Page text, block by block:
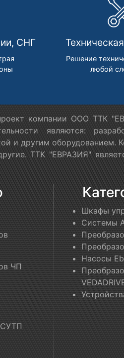
СНГ
Решение
любой
компании ООО ТТК
являются:
и другим оборудованием.
ТТК "ЕВРАЗИЯ"
ЧП
Шкафы
Системы
Насосы